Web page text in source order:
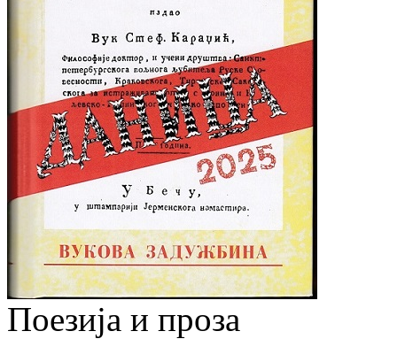
Поезија и проза